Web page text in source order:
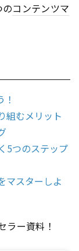
コンテンツマ
組むメリット
5つのステップ
マスターしよ
ラー資料！